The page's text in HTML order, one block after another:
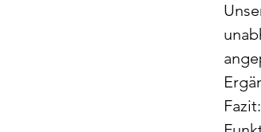
Fazit: